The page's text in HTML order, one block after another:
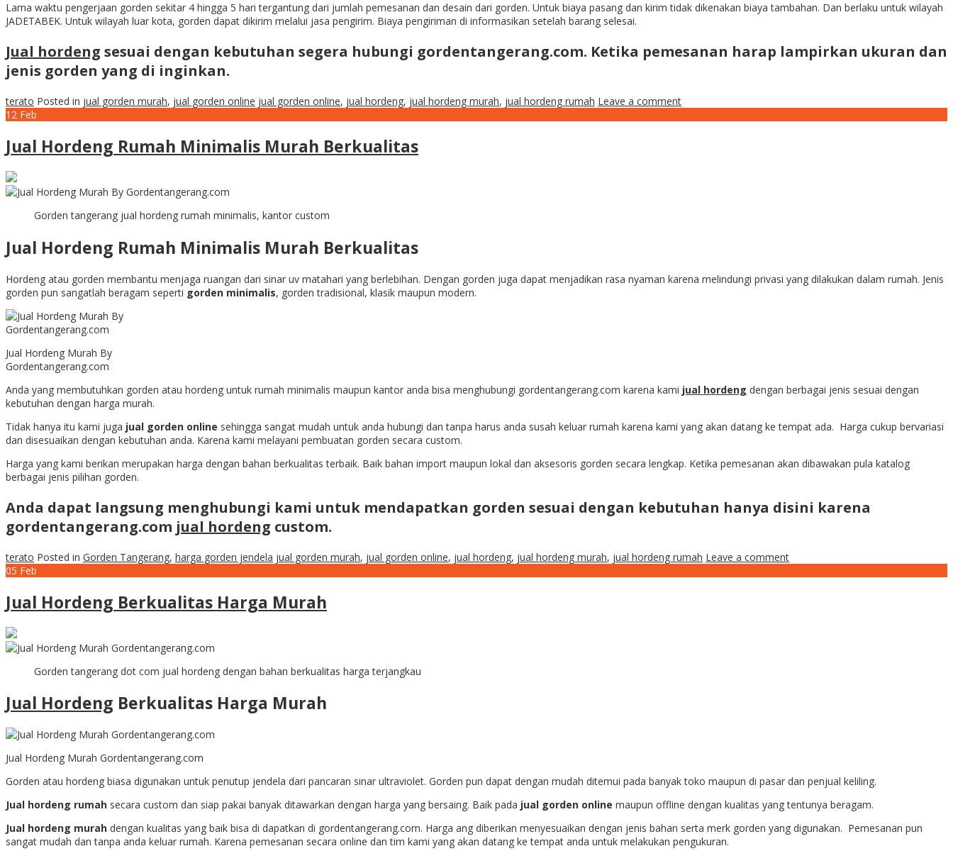
Lama waktu pengerjaan gorden sekitar 4 hingga 5 hari tergantung dari jumlah pemesanan dan desain dari gorden. Untuk biaya pasang dan kirim tidak dikenakan biaya tambahan. Dan berlaku untuk wilayah
JADETABEK. Untuk wilayah luar kota, gorden dapat dikirim melalui jasa pengirim. Biaya pengiriman di informasikan setelah barang selesai.
Jual hordeng sesuai dengan kebutuhan segera hubungi gordentangerang.com. Ketika pemesanan harap lampirkan ukuran dan
jenis gorden yang di inginkan.
terato Posted in jual gorden murah, jual gorden online jual gorden online, jual hordeng, jual hordeng murah, jual hordeng rumah Leave a comment
12 Feb
Jual Hordeng Rumah Minimalis Murah Berkualitas
Gorden tangerang jual hordeng rumah minimalis, kantor custom
Jual Hordeng Rumah Minimalis Murah Berkualitas
Hordeng atau gorden membantu menjaga ruangan dari sinar uv matahari yang berlebihan. Dengan gorden juga dapat menjadikan rasa nyaman karena melindungi privasi yang dilakukan dalam rumah. Jenis
gorden pun sangatlah beragam seperti gorden minimalis, gorden tradisional, klasik maupun modern.
Jual Hordeng Murah By
Gordentangerang.com
Anda yang membutuhkan gorden atau hordeng untuk rumah minimalis maupun kantor anda bisa menghubungi gordentangerang.com karena kami jual hordeng dengan berbagai jenis sesuai dengan
kebutuhan dengan harga murah.
Tidak hanya itu kami juga jual gorden online sehingga sangat mudah untuk anda hubungi dan tanpa harus anda susah keluar rumah karena kami yang akan datang ke tempat ada. Harga cukup bervariasi
dan disesuaikan dengan kebutuhan anda. Karena kami melayani pembuatan gorden secara custom.
Harga yang kami berikan merupakan harga dengan bahan berkualitas terbaik. Baik bahan import maupun lokal dan aksesoris gorden secara lengkap. Ketika pemesanan akan dibawakan pula katalog
berbagai jenis pilihan gorden.
Anda dapat langsung menghubungi kami untuk mendapatkan gorden sesuai dengan kebutuhan hanya disini karena
gordentangerang.com jual hordeng custom.
terato Posted in Gorden Tangerang, harga gorden jendela jual gorden murah, jual gorden online, jual hordeng, jual hordeng murah, jual hordeng rumah Leave a comment
05 Feb
Jual Hordeng Berkualitas Harga Murah
Gorden tangerang dot com jual hordeng dengan bahan berkualitas harga terjangkau
Jual Hordeng Berkualitas Harga Murah
Jual Hordeng Murah Gordentangerang.com
Gorden atau hordeng biasa digunakan untuk penutup jendela dari pancaran sinar ultraviolet. Gorden pun dapat dengan mudah ditemui pada banyak toko maupun di pasar dan penjual keliling.
Jual hordeng rumah secara custom dan siap pakai banyak ditawarkan dengan harga yang bersaing. Baik pada jual gorden online maupun offline dengan kualitas yang tentunya beragam.
Jual hordeng murah dengan kualitas yang baik bisa di dapatkan di gordentangerang.com. Harga ang diberikan menyesuaikan dengan jenis bahan serta merk gorden yang digunakan. Pemesanan pun
sangat mudah dan tanpa anda keluar rumah. Karena pemesanan secara online dan tim kami yang akan datang ke tempat anda untuk melakukan pengukuran.